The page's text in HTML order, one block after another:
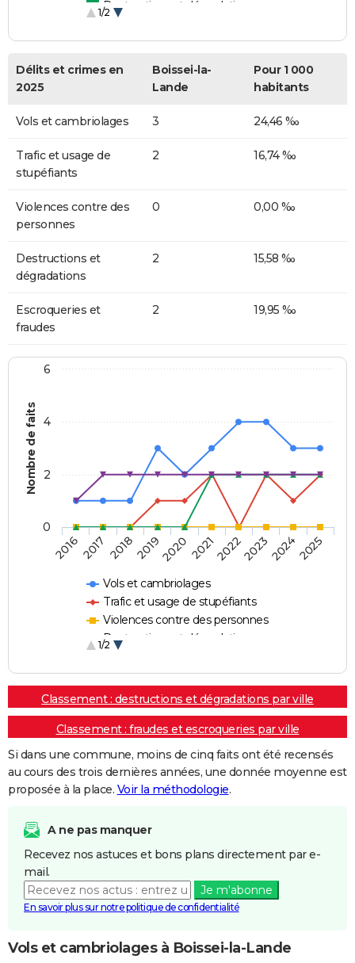
Destructions et dégradations
1/2
Délits et crimes en
2025
Boissei-la-
Lande
Pour 1 000
habitants
Vols et cambriolages 3 24,46 ‰
Trafic et usage de
stupéfiants
2 16,74 ‰
Violences contre des
personnes
0 0,00 ‰
Destructions et
dégradations
2 15,58 ‰
Escroqueries et
fraudes
2 19,95 ‰
Nombre de faits
Vols et cambriolages
Trafic et usage de stupéfiants
Violences contre des personnes
Destructions et dégradations
1/2
20162017 20182019202020212022202320242025
0
2
4
6
Classement : destructions et dégradations par ville
Classement : fraudes et escroqueries par ville
Si dans une commune, moins de cinq faits ont été recensés
au cours des trois dernières années, une donnée moyenne est
proposée à la place. Voir la méthodologie.
A ne pas manquer
Recevez nos astuces et bons plans directement par e-
mail.
Je m'abonne
En savoir plus sur notre politique de confidentialité
Vols et cambriolages à Boissei-la-Lande